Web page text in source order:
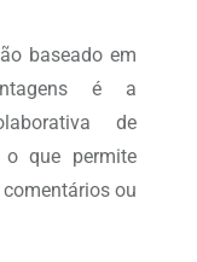
baseado em
é a
de
o que permite
ou